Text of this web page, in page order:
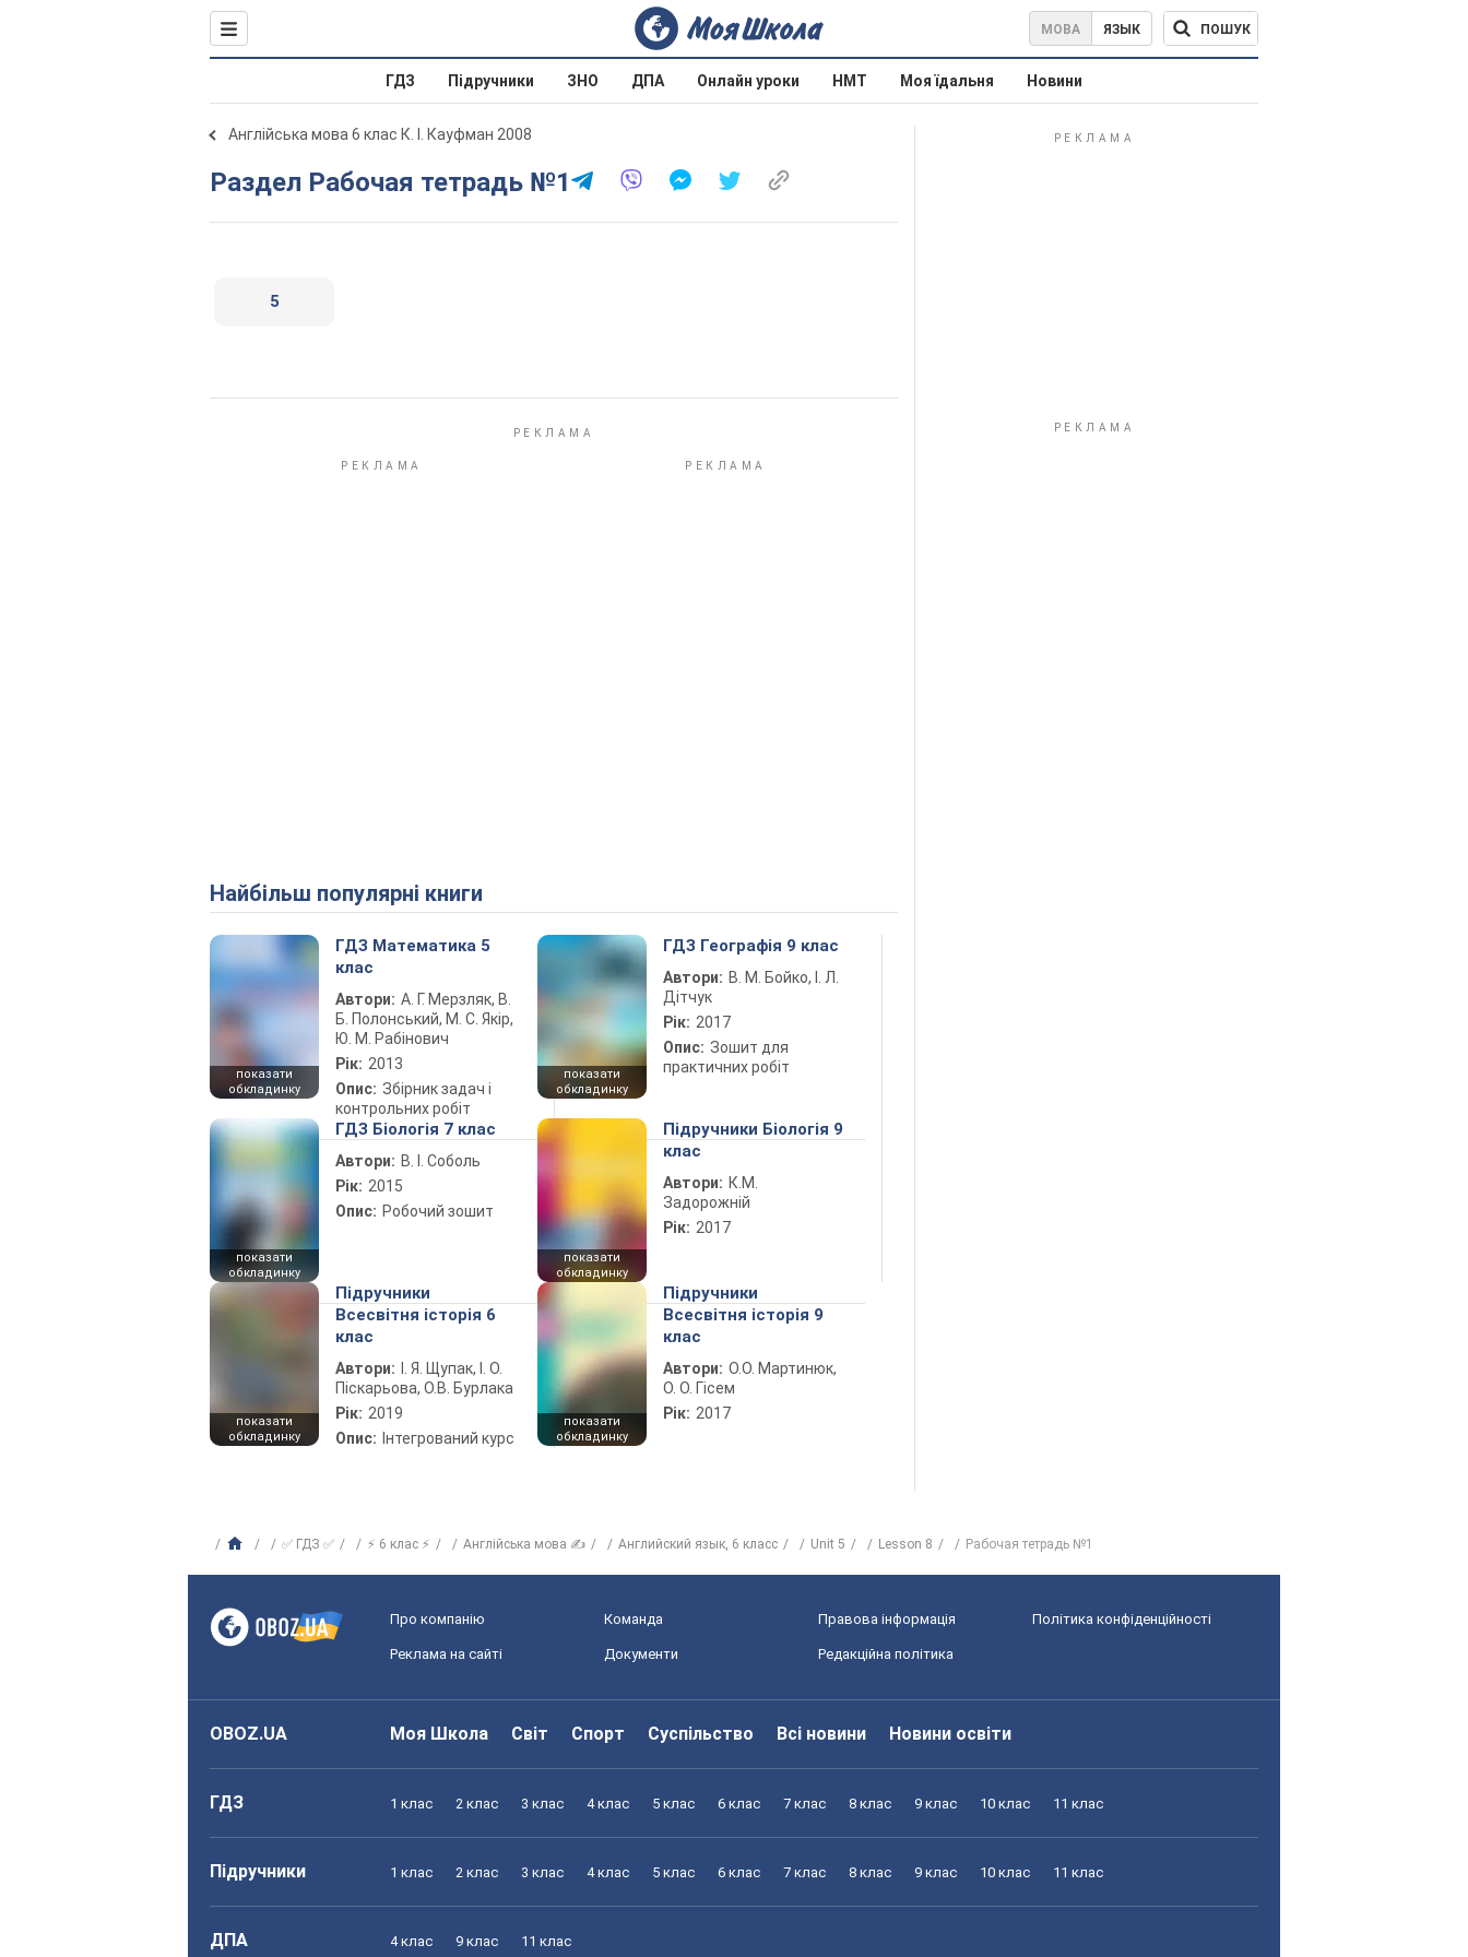
МОВА ЯЗЫК ПОШУК
ГДЗ Підручники ЗНО ДПА Онлайн уроки НМТ Моя їдальня Новини
Англійська мова 6 клас К. І. Кауфман 2008
Раздел Рабочая тетрадь №1
5
Найбільш популярні книги
показати
обкладинку
ГДЗ Математика 5
клас
Автори: А. Г. Мерзляк, В.
Б. Полонський, М. С. Якір,
Ю. М. Рабінович
Рік: 2013
Опис: Збірник задач і
контрольних робіт
показати
обкладинку
ГДЗ Географія 9 клас
Автори: В. М. Бойко, І. Л.
Дітчук
Рік: 2017
Опис: Зошит для
практичних робіт
показати
обкладинку
ГДЗ Біологія 7 клас
Автори: В. І. Соболь
Рік: 2015
Опис: Робочий зошит
показати
обкладинку
Підручники Біологія 9
клас
Автори: К.М.
Задорожній
Рік: 2017
показати
обкладинку
Підручники
Всесвітня історія 6
клас
Автори:
І. Я. Щупак, І. О.
Піскарьова, О.В. Бурлака
Рік: 2019
Опис: Інтегрований курс
показати
обкладинку
Підручники
Всесвітня історія 9
клас
Автори: О.О. Мартинюк,
О. О. Гісем
Рік: 2017
✅ ГДЗ ✅ ⚡ 6 клас ⚡ Англійська мова ✍ Английский язык, 6 класс Unit 5 Lesson 8 Рабочая тетрадь №1
Про компанію Команда Правова інформація Політика конфіденційності
Реклама на сайті Документи Редакційна політика
OBOZ.UA Моя Школа Світ Спорт Суспільство Всі новини Новини освіти
ГДЗ 1 клас 2 клас 3 клас 4 клас 5 клас 6 клас 7 клас 8 клас 9 клас 10 клас 11 клас
Підручники 1 клас 2 клас 3 клас 4 клас 5 клас 6 клас 7 клас 8 клас 9 клас 10 клас 11 клас
ДПА 4 клас 9 клас 11 клас